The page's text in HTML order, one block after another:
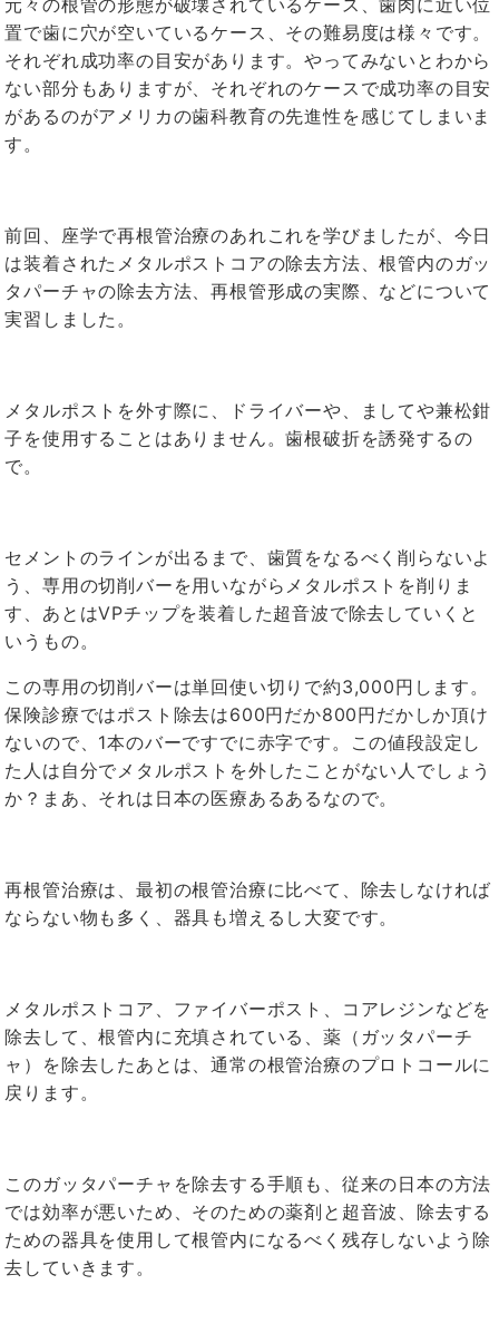
置で歯に穴が空いているケース、その難易度は様々です。
それぞれ成功率の目安があります。やってみないとわから
ない部分もありますが、それぞれのケースで成功率の目安
があるのがアメリカの歯科教育の先進性を感じてしまいま
す。
前回、座学で再根管治療のあれこれを学びましたが、今日
は装着されたメタルポストコアの除去方法、根管内のガッ
タパーチャの除去方法、再根管形成の実際、などについて
実習しました。
メタルポストを外す際に、ドライバーや、ましてや兼松鉗
子を使用することはありません。歯根破折を誘発するの
で。
セメントのラインが出るまで、歯質をなるべく削らないよ
う、専用の切削バーを用いながらメタルポストを削りま
す、あとはVPチップを装着した超音波で除去していくと
いうもの。
この専用の切削バーは単回使い切りで約3,000円します。
保険診療ではポスト除去は600円だか800円だかしか頂け
ないので、1本のバーですでに赤字です。この値段設定し
た人は自分でメタルポストを外したことがない人でしょう
か？まあ、それは日本の医療あるあるなので。
再根管治療は、最初の根管治療に比べて、除去しなければ
ならない物も多く、器具も増えるし大変です。
メタルポストコア、ファイバーポスト、コアレジンなどを
除去して、根管内に充填されている、薬（ガッタパーチ
ャ）を除去したあとは、通常の根管治療のプロトコールに
戻ります。
このガッタパーチャを除去する手順も、従来の日本の方法
では効率が悪いため、そのための薬剤と超音波、除去する
ための器具を使用して根管内になるべく残存しないよう除
去していきます。